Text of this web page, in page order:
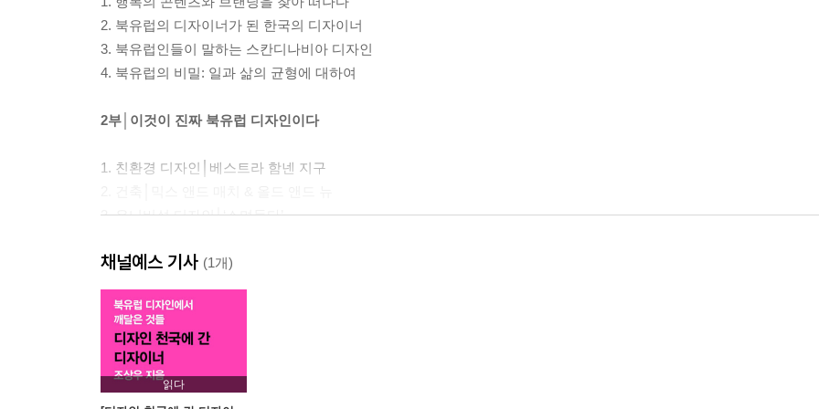
2. 북유럽의 디자이너가 된 한국의 디자이너
3. 북유럽인들이 말하는 스칸디나비아 디자인
4. 북유럽의 비밀: 일과 삶의 균형에 대하여
2부│이것이 진짜 북유럽 디자인이다
1. 친환경 디자인│베스트라 함넨 지구
3. 유니버설 디자인│‘스며들다’
5. 시스템 디자인│주거 공간으로 들여다보다
6. 자전거│북유럽의 문화를 만들다
7. 이케아│변화와 전통의 공존
8. 그래픽 디자인│본질에 충실하다
9. 서비스 디자인│디자인의 미래
10. 융합 디자인│국제 디자인 융합 캠프 참가기
채널예스 기사 (1개)
읽다